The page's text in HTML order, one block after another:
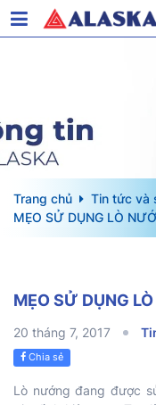
Trang chủ Tin tức và
MẸO SỬ DỤNG LÒ
MẸO SỬ DỤNG
20 tháng 7, 2017
Chia sẻ
Lò nướng đang được